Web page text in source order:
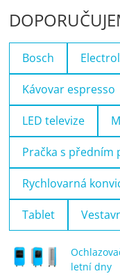
Bosch
Kávovar espresso
LED televize
Pračka s předním
Rychlovarná
Tablet
letní dny